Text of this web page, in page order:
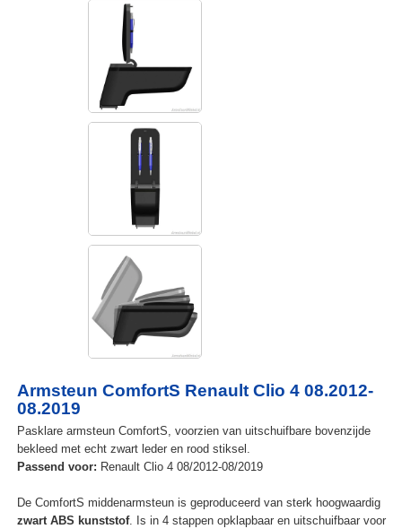
Armsteun ComfortS Renault Clio 4 08.2012-
08.2019
Pasklare armsteun ComfortS, voorzien van uitschuifbare bovenzijde
bekleed met echt zwart leder en rood stiksel.
Passend voor: Renault Clio 4 08/2012-08/2019
De ComfortS middenarmsteun is geproduceerd van sterk hoogwaardig
zwart ABS kunststof. Is in 4 stappen opklapbaar en uitschuifbaar voor